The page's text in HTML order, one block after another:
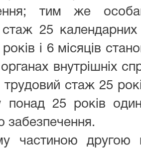
тим же
25
і 6 місяців
внутрішніх
трудовий стаж 25
понад 25 років
забезпечення.
частиною другою